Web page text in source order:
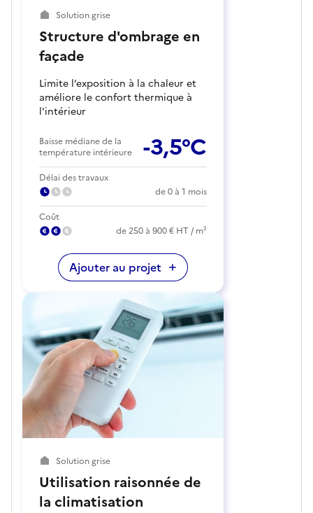
Solution grise
Structure d'ombrage en
façade
Limite l’exposition à la chaleur et
améliore le confort thermique à
l'intérieur
Baisse médiane de la
température intérieure
-3,5°C
Délai des travaux
de 0 à 1 mois
Coût
de 250 à 900 € HT / m²
Ajouter au projet
Solution grise
Utilisation raisonnée de
la climatisation